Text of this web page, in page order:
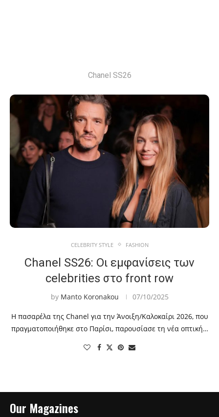
Chanel SS26
CELEBRITY STYLE FASHION
Chanel SS26: Οι εμφανίσεις των
celebrities στο front row
by Manto Koronakou 07/10/2025
Η πασαρέλα της Chanel για την Άνοιξη/Καλοκαίρι 2026, που
πραγματοποιήθηκε στο Παρίσι, παρουσίασε τη νέα οπτική…
Our Magazines